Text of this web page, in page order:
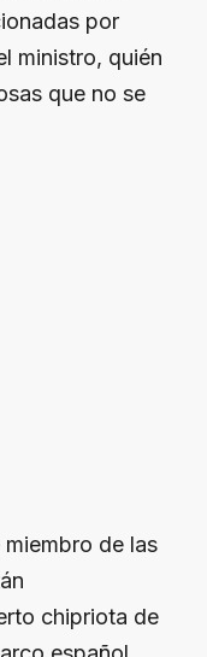
por
ministro, quién
que no se
de las
chipriota de